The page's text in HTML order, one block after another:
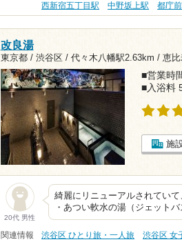
西新宿五丁目駅
中野坂上駅 都庁
改良湯
東京都 / 渋谷区 / 代々木八幡駅2.63km / 恵比
■営業時
■入浴料
施
20代 男性
綺麗にリニューアルされてい
・あつい軟水の湯（ジェット
関連情報 渋谷区 ひとり旅・一人旅 渋谷区 女